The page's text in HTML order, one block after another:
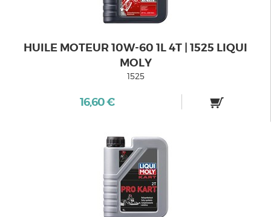
HUILE MOTEUR 10W-60 1L 4T | 1525 LIQUI
MOLY
1525
16,60 €